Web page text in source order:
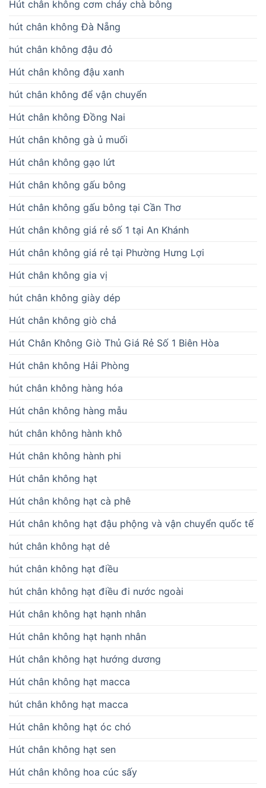
Hút chân không cơm cháy chà bông
hút chân không Đà Nẵng
hút chân không đậu đỏ
Hút chân không đậu xanh
hút chân không để vận chuyển
Hút chân không Đồng Nai
Hút chân không gà ủ muối
Hút chân không gạo lứt
Hút chân không gấu bông
Hút chân không gấu bông tại Cần Thơ
Hút chân không giá rẻ số 1 tại An Khánh
Hút chân không giá rẻ tại Phường Hưng Lợi
Hút chân không gia vị
hút chân không giày dép
Hút chân không giò chả
Hút Chân Không Giò Thủ Giá Rẻ Số 1 Biên Hòa
Hút chân không Hải Phòng
hút chân không hàng hóa
Hút chân không hàng mẫu
hút chân không hành khô
Hút chân không hành phi
Hút chân không hạt
Hút chân không hạt cà phê
Hút chân không hạt đậu phộng và vận chuyển quốc tế
hút chân không hạt dẻ
hút chân không hạt điều
hút chân không hạt điều đi nước ngoài
Hút chân không hạt hạnh nhân
Hút chân không hạt hạnh nhân
Hút chân không hạt hướng dương
Hút chân không hạt macca
hút chân không hạt macca
Hút chân không hạt óc chó
Hút chân không hạt sen
Hút chân không hoa cúc sấy